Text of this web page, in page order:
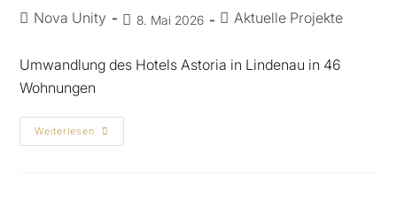
Nova Unity 8. Mai 2026 Aktuelle Projekte
Umwandlung des Hotels Astoria in Lindenau in 46
Wohnungen
Weiterlesen